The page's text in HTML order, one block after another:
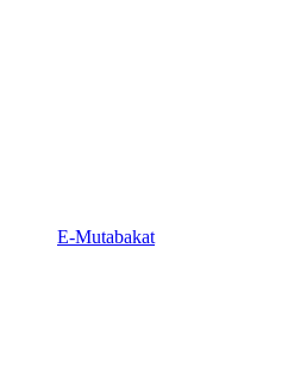
E-Mutabakat